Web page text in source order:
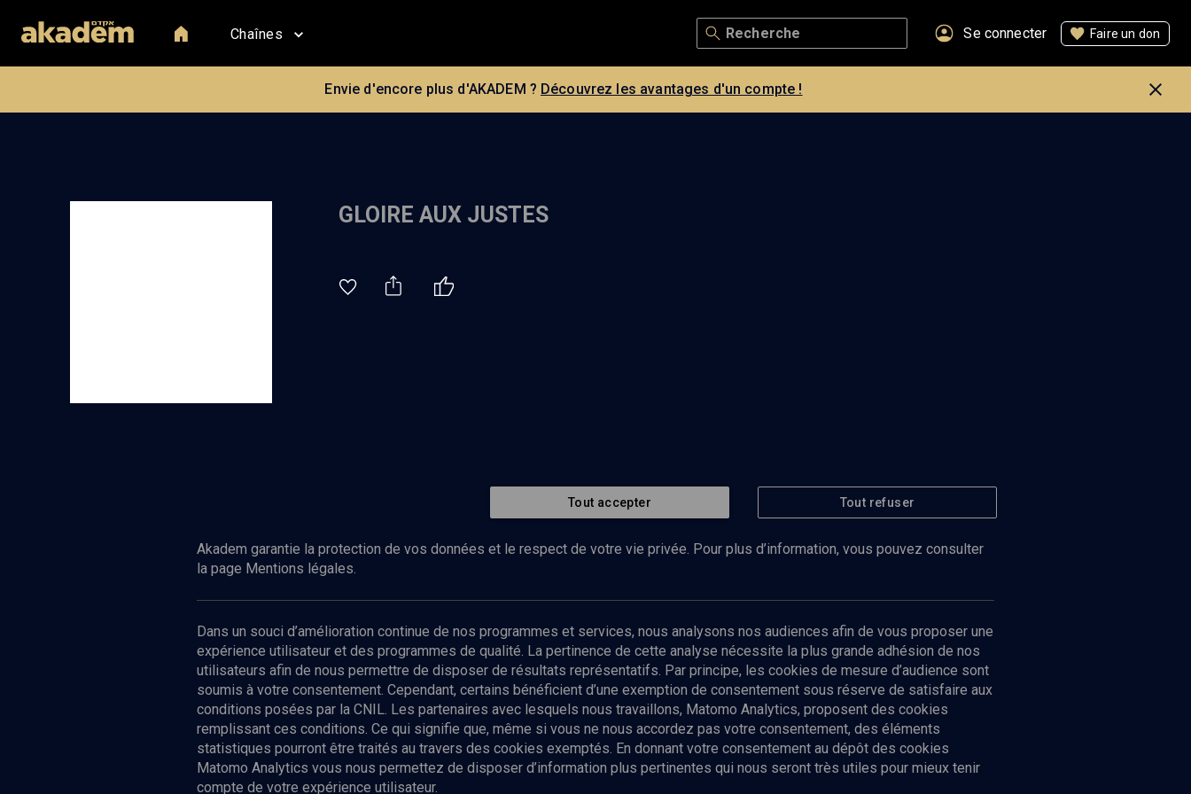
Chaînes Se connecter Faire un don
Envie d'encore plus d'AKADEM ? Découvrez les avantages d'un compte !
GLOIRE AUX JUSTES
Abonnez-vous à notre newsletter
Envoyer
Nos Chaines
Tout accepter Tout refuser
Akadem garantie la protection de vos données et le respect de votre vie privée. Pour plus d’information, vous pouvez consulter
la page Mentions légales.
Dans un souci d’amélioration continue de nos programmes et services, nous analysons nos audiences afin de vous proposer une
expérience utilisateur et des programmes de qualité. La pertinence de cette analyse nécessite la plus grande adhésion de nos
utilisateurs afin de nous permettre de disposer de résultats représentatifs. Par principe, les cookies de mesure d’audience sont
soumis à votre consentement. Cependant, certains bénéficient d’une exemption de consentement sous réserve de satisfaire aux
conditions posées par la CNIL. Les partenaires avec lesquels nous travaillons, Matomo Analytics, proposent des cookies
remplissant ces conditions. Ce qui signifie que, même si vous ne nous accordez pas votre consentement, des éléments
statistiques pourront être traités au travers des cookies exemptés. En donnant votre consentement au dépôt des cookies
Matomo Analytics vous nous permettez de disposer d’information plus pertinentes qui nous seront très utiles pour mieux tenir
compte de votre expérience utilisateur.